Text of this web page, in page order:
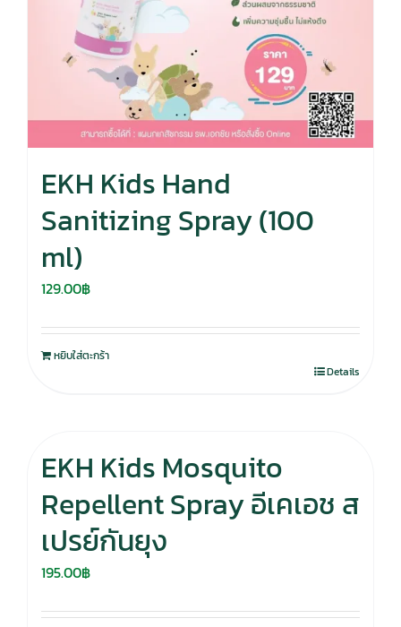
EKH Kids Hand
Sanitizing Spray (100
ml)
129.00฿
หยิบใส่ตะกร้า
Details
EKH Kids Mosquito
Repellent Spray อีเคเอช ส
เปรย์กันยุง
195.00฿